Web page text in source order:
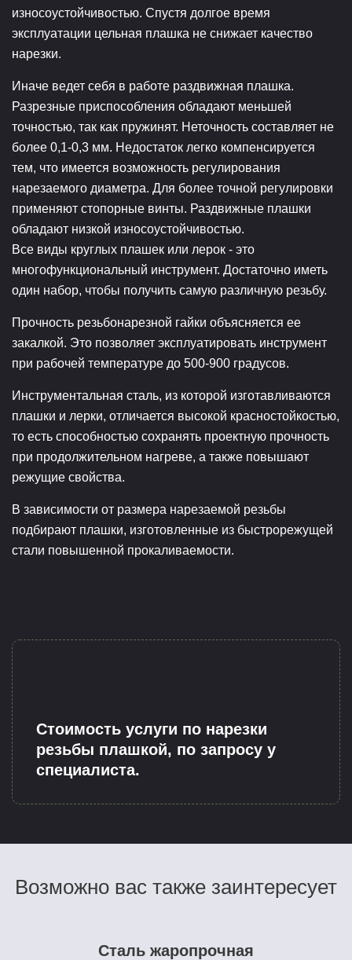
износоустойчивостью. Спустя долгое время
эксплуатации цельная плашка не снижает качество
нарезки.
Иначе ведет себя в работе раздвижная плашка.
Разрезные приспособления обладают меньшей
точностью, так как пружинят. Неточность составляет не
более 0,1-0,3 мм. Недостаток легко компенсируется
тем, что имеется возможность регулирования
нарезаемого диаметра. Для более точной регулировки
применяют стопорные винты. Раздвижные плашки
обладают низкой износоустойчивостью.
Все виды круглых плашек или лерок - это
многофункциональный инструмент. Достаточно иметь
один набор, чтобы получить самую различную резьбу.
Прочность резьбонарезной гайки объясняется ее
закалкой. Это позволяет эксплуатировать инструмент
при рабочей температуре до 500-900 градусов.
Инструментальная сталь, из которой изготавливаются
плашки и лерки, отличается высокой красностойкостью,
то есть способностью сохранять проектную прочность
при продолжительном нагреве, а также повышают
режущие свойства.
В зависимости от размера нарезаемой резьбы
подбирают плашки, изготовленные из быстрорежущей
стали повышенной прокаливаемости.
Стоимость услуги по нарезки
резьбы плашкой, по запросу у
специалиста.
Возможно вас также заинтересует
Сталь жаропрочная